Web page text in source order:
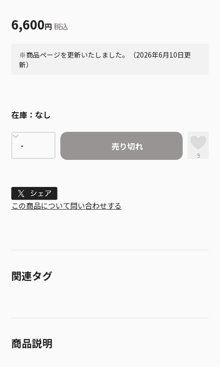
6,600円 税込
※商品ページを更新いたしました。（2026年6月10日更
新）
在庫： なし
売り切れ
9
Tweet
この商品について問い合わせする
関連タグ
商品説明